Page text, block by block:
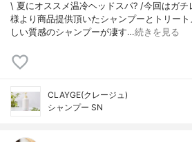
\ 夏にオススメ温冷ヘッドスパ? /今回はガチ
様より商品提供頂いたシャンプーとトリー
しい質感のシャンプーが凄す…続きを見る
CLAYGE(クレージュ)
シャンプー SN